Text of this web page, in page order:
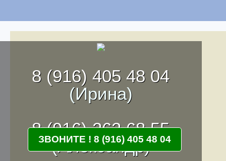
8 (916) 405 48 04
(Ирина)
8 (916) 262 68 55
(Александр)
ЗВОНИТЕ ! 8 (916) 405 48 04